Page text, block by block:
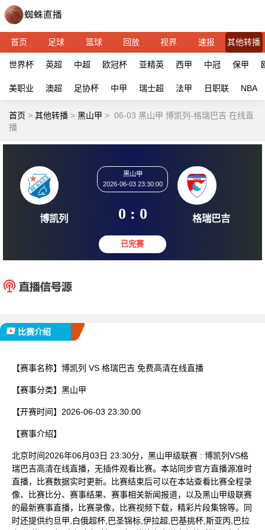
首页 足球 篮球 回放 视界 速报 其他转播
世界杯 英超 中超 欧冠杯 亚精英 西甲 中冠 保甲
美职业 澳超 足协杯 中甲 瑞士超 法甲 日职联 NBA
首页 > 其他转播 > 黑山甲 > 06-03 黑山甲 博凯列-格瑞巴吉 在线直
播
2026-06-03 23:30:00
0 : 0
比赛介绍
【赛事名称】 博凯列 VS 格瑞巴吉 免费高清在线直播
【赛事分类】 黑山甲
【开赛时间】 2026-06-03 23:30:00
【赛事介绍】
北京时间2026年06月03日 23:30分，黑山甲级联赛 : 博凯列VS格
瑞巴吉高清在线直播，无插件观看比赛。本站同步官方直播源准时
直播，比赛数据实时更新。比赛结束后可以在本站查看比赛全程录
像、比赛比分、赛事结果、赛事相关新闻报道，以及黑山甲级联赛
的最新赛事直播，比赛录像，比赛视频下载，精彩片段集锦等。同
时还提供约旦甲,白俄超杯,巴圣锦标,伊拉超,巴基挑杯,斯亚丙,巴拉